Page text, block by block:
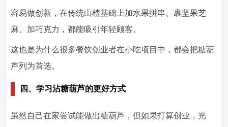
容易做创新 ，在传统山楂基础上加水果拼串、裹坚果芝
麻、加巧克力，都能吸引年轻顾客。
这也是为什么很多餐饮创业者在小吃项目中，都会把糖葫
芦列为首选。
四、学习沾糖葫芦的更好方式
虽然自己在家尝试能做出糖葫芦，但如果打算创业，光